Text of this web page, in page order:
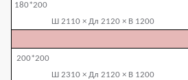
180*200
Ш 2110 × Дл 2120 × В 1200
200*200
Ш 2310 × Дл 2120 × В 1200